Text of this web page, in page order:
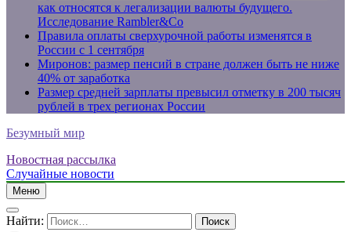
как относятся к легализации валюты будущего.
Исследование Rambler&Co
Правила оплаты сверхурочной работы изменятся в
России с 1 сентября
Миронов: размер пенсий в стране должен быть не ниже
40% от заработка
Размер средней зарплаты превысил отметку в 200 тысяч
рублей в трех регионах России
Безумный мир
Новостная рассылка
Случайные новости
Меню
Найти: